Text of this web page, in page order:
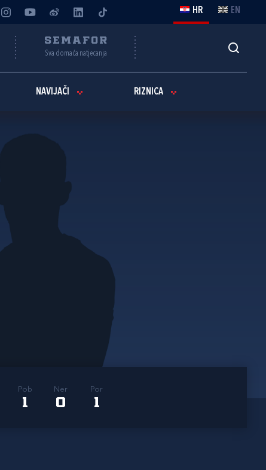
HR EN
SEMAFOR
Sva domaća natjecanja
NAVIJAČI RIZNICA
Pob
1
Ner
0
Por
1